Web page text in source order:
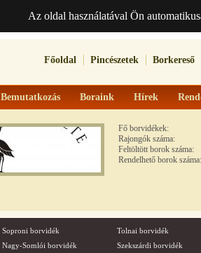
Az oldal használatával Ön
Főoldal Pincészetek Borkereső
Bemutatkozás Boraink Hírek
Fő borvidékek:
Rajongók száma:
Feltöltött borok száma:
Rendelhető borok száma:
Soproni borvidék
Nagy-Somlói borvidék
Tolnai borvidék
Szekszárdi borvidék